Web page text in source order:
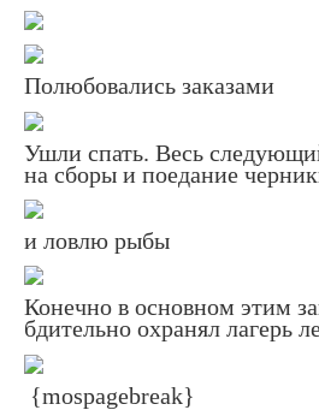
Полюбовались заказами
Ушли спать. Весь
на сборы и поедание
и ловлю рыбы
Конечно в основном этим
бдительно охранял лагерь
{mospagebreak}